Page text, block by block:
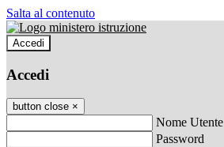
Salta al contenuto
Accedi
Accedi
button close ×
Nome Utente
Password